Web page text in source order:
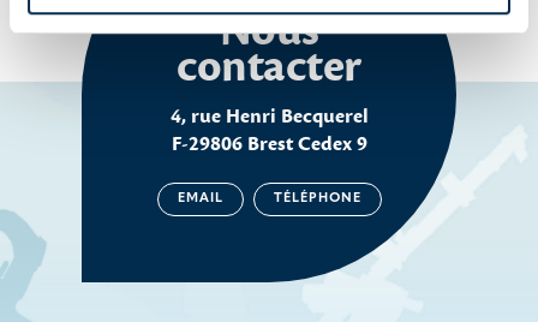
Nous
contacter
4, rue Henri Becquerel
F-29806 Brest Cedex 9
EMAIL TÉLÉPHONE